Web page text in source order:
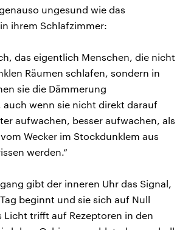
ungesund wie das
ihrem Schlafzimmer:
das eigentlich Menschen, die nicht
Räumen schlafen, sondern in
sie die Dämmerung
wenn sie nicht direkt darauf
aufwachen, besser aufwachen, als
Wecker im Stockdunklem aus
werden.“
gibt der inneren Uhr das Signal,
beginnt und sie sich auf Null
Licht trifft auf Rezeptoren in den